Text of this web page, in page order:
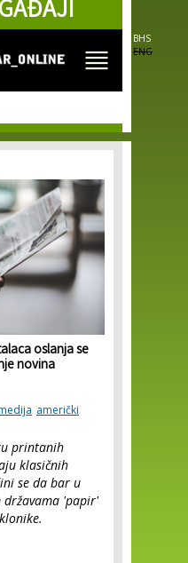
BHS
ENG
oslanja se
novina
američki
printanih
klasičnih
se da bar u
državama 'papir'